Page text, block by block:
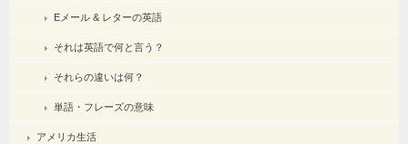
Eメール & レターの英語
それは英語で何と言う？
それらの違いは何？
単語・フレーズの意味
アメリカ生活